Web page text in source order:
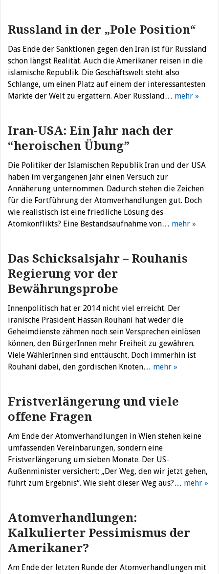
Russland in der „Pole Position“
Das Ende der Sanktionen gegen den Iran ist für Russland
schon längst Realität. Auch die Amerikaner reisen in die
islamische Republik. Die Geschäftswelt steht also
Schlange, um einen Platz auf einem der interessantesten
Märkte der Welt zu ergattern. Aber Russland… mehr »
Iran-USA: Ein Jahr nach der
“heroischen Übung”
Die Politiker der Islamischen Republik Iran und der USA
haben im vergangenen Jahr einen Versuch zur
Annäherung unternommen. Dadurch stehen die Zeichen
für die Fortführung der Atomverhandlungen gut. Doch
wie realistisch ist eine friedliche Lösung des
Atomkonflikts? Eine Bestandsaufnahme von… mehr »
Das Schicksalsjahr – Rouhanis
Regierung vor der
Bewährungsprobe
Innenpolitisch hat er 2014 nicht viel erreicht. Der
iranische Präsident Hassan Rouhani hat weder die
Geheimdienste zähmen noch sein Versprechen einlösen
können, den BürgerInnen mehr Freiheit zu gewähren.
Viele WählerInnen sind enttäuscht. Doch immerhin ist
Rouhani dabei, den gordischen Knoten… mehr »
Fristverlängerung und viele
offene Fragen
Am Ende der Atomverhandlungen in Wien stehen keine
umfassenden Vereinbarungen, sondern eine
Fristverlängerung um sieben Monate. Der US-
Außenminister versichert: „Der Weg, den wir jetzt gehen,
führt zum Ergebnis“. Wie sieht dieser Weg aus?… mehr »
Atomverhandlungen:
Kalkulierter Pessimismus der
Amerikaner?
Am Ende der letzten Runde der Atomverhandlungen mit